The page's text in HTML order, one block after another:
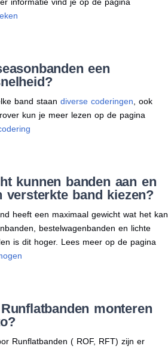
een
band staan diverse coderingen , ook
kun je meer lezen op de pagina
kunnen banden aan en
versterkte band kiezen?
heeft een maximaal gewicht wat het kan
bestelwagenbanden en lichte
is dit hoger. Lees meer op de pagina
monteren
Runflatbanden ( ROF, RFT) zijn er